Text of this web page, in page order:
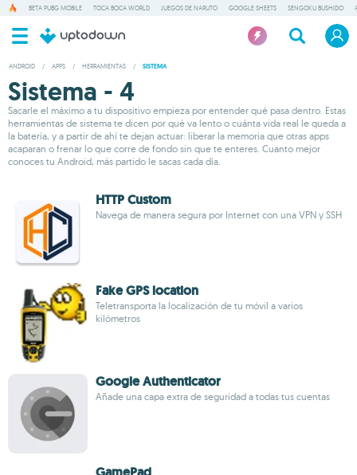
BETA PUBG MOBILE TOCA BOCA WORLD JUEGOS DE NARUTO GOOGLE SHEETS SENGOKU BUSHIDO
ANDROID / APPS / HERRAMIENTAS / SISTEMA
Sistema - 4
Sacarle el máximo a tu dispositivo empieza por entender qué pasa dentro. Estas
herramientas de sistema te dicen por qué va lento o cuánta vida real le queda a
la batería, y a partir de ahí te dejan actuar: liberar la memoria que otras apps
acaparan o frenar lo que corre de fondo sin que te enteres. Cuanto mejor
conoces tu Android, más partido le sacas cada día.
HTTP Custom
Navega de manera segura por Internet con una VPN y SSH
Fake GPS location
Teletransporta la localización de tu móvil a varios
kilómetros
Google Authenticator
Añade una capa extra de seguridad a todas tus cuentas